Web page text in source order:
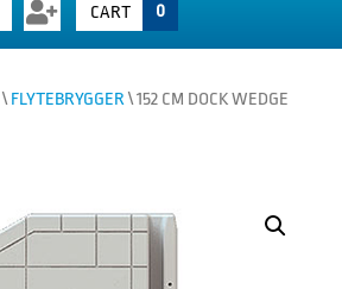
CART 0
\FLYTEBRYGGER\ 152 CM DOCK WEDGE